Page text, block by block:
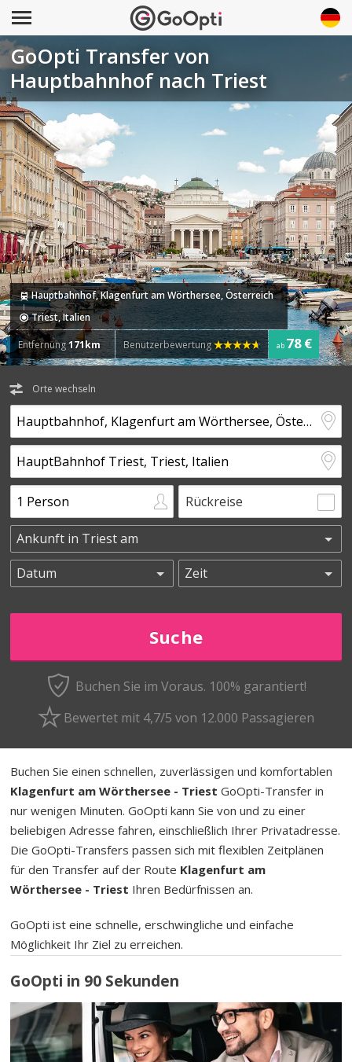
GoOpti Transfer von
Hauptbahnhof nach Triest
Hauptbahnhof, Klagenfurt am Wörthersee, Österreich
Triest, Italien
Entfernung171km Benutzerbewertung ab 78 €
Orte wechseln
Rückreise
Buchen Sie im Voraus. 100% garantiert!
Bewertet mit 4,7/5 von 12.000 Passagieren
Buchen Sie einen schnellen, zuverlässigen und komfortablen
Klagenfurt am Wörthersee - Triest GoOpti-Transfer in
nur wenigen Minuten. GoOpti kann Sie von und zu einer
beliebigen Adresse fahren, einschließlich Ihrer Privatadresse.
Die GoOpti-Transfers passen sich mit flexiblen Zeitplänen
für den Transfer auf der Route Klagenfurt am
Wörthersee - Triest Ihren Bedürfnissen an.
GoOpti ist eine schnelle, erschwingliche und einfache
Möglichkeit Ihr Ziel zu erreichen.
GoOpti in 90 Sekunden